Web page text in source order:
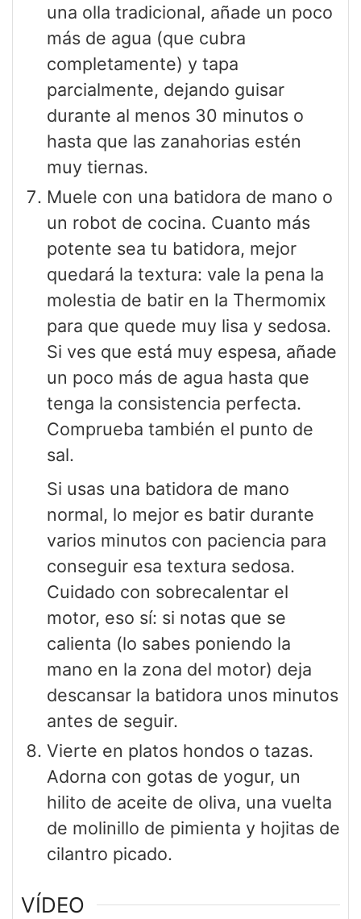
una olla tradicional, añade un poco
más de agua (que cubra
completamente) y tapa
parcialmente, dejando guisar
durante al menos 30 minutos o
hasta que las zanahorias estén
muy tiernas.
Muele con una batidora de mano o
un robot de cocina. Cuanto más
potente sea tu batidora, mejor
quedará la textura: vale la pena la
molestia de batir en la Thermomix
para que quede muy lisa y sedosa.
Si ves que está muy espesa, añade
un poco más de agua hasta que
tenga la consistencia perfecta.
Comprueba también el punto de
sal.
Si usas una batidora de mano
normal, lo mejor es batir durante
varios minutos con paciencia para
conseguir esa textura sedosa.
Cuidado con sobrecalentar el
motor, eso sí: si notas que se
calienta (lo sabes poniendo la
mano en la zona del motor) deja
descansar la batidora unos minutos
antes de seguir.
Vierte en platos hondos o tazas.
Adorna con gotas de yogur, un
hilito de aceite de oliva, una vuelta
de molinillo de pimienta y hojitas de
cilantro picado.
VÍDEO